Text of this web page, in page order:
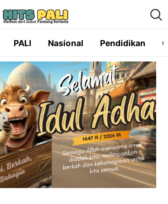
PALI Nasional Pendidikan